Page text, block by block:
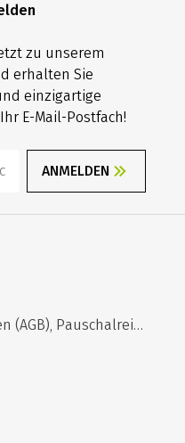
zu unserem
erhalten Sie
einzigartige
E-Mail-Postfach!
ANMELDEN
Reisebedingungen (AGB), Pauschalreiserichtlinie